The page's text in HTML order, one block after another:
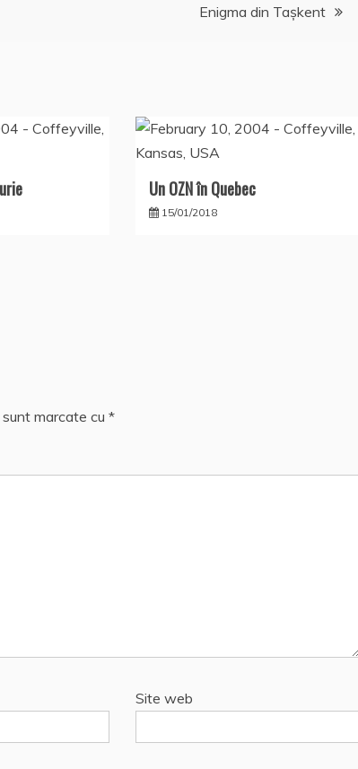
Enigma din Taşkent
Un OZN în Quebec
15/01/2018
marcate cu *
Site web